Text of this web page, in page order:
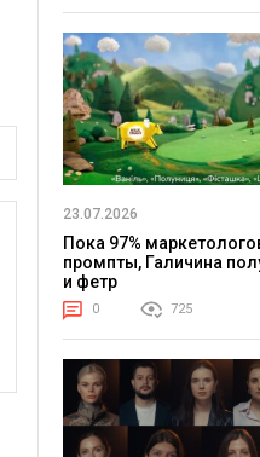
23.07.2026
Пока 97%
промпты, Галичина
и фетр
0 725